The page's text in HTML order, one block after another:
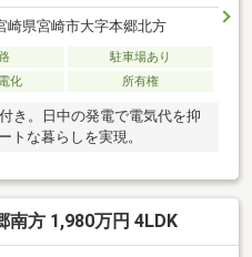
崎県宮崎市大字本郷北方
駐車場あり
化 所有権
き。日中の発電で電気代を抑
トな暮らしを実現。
南方 1,980万円 4LDK